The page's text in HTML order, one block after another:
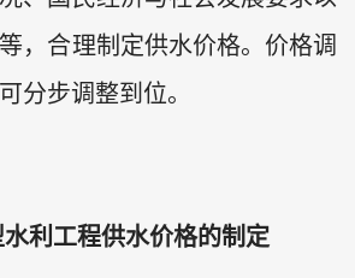
，合理制定供水价格。价格调
分步调整到位。
利工程供水价格的制定